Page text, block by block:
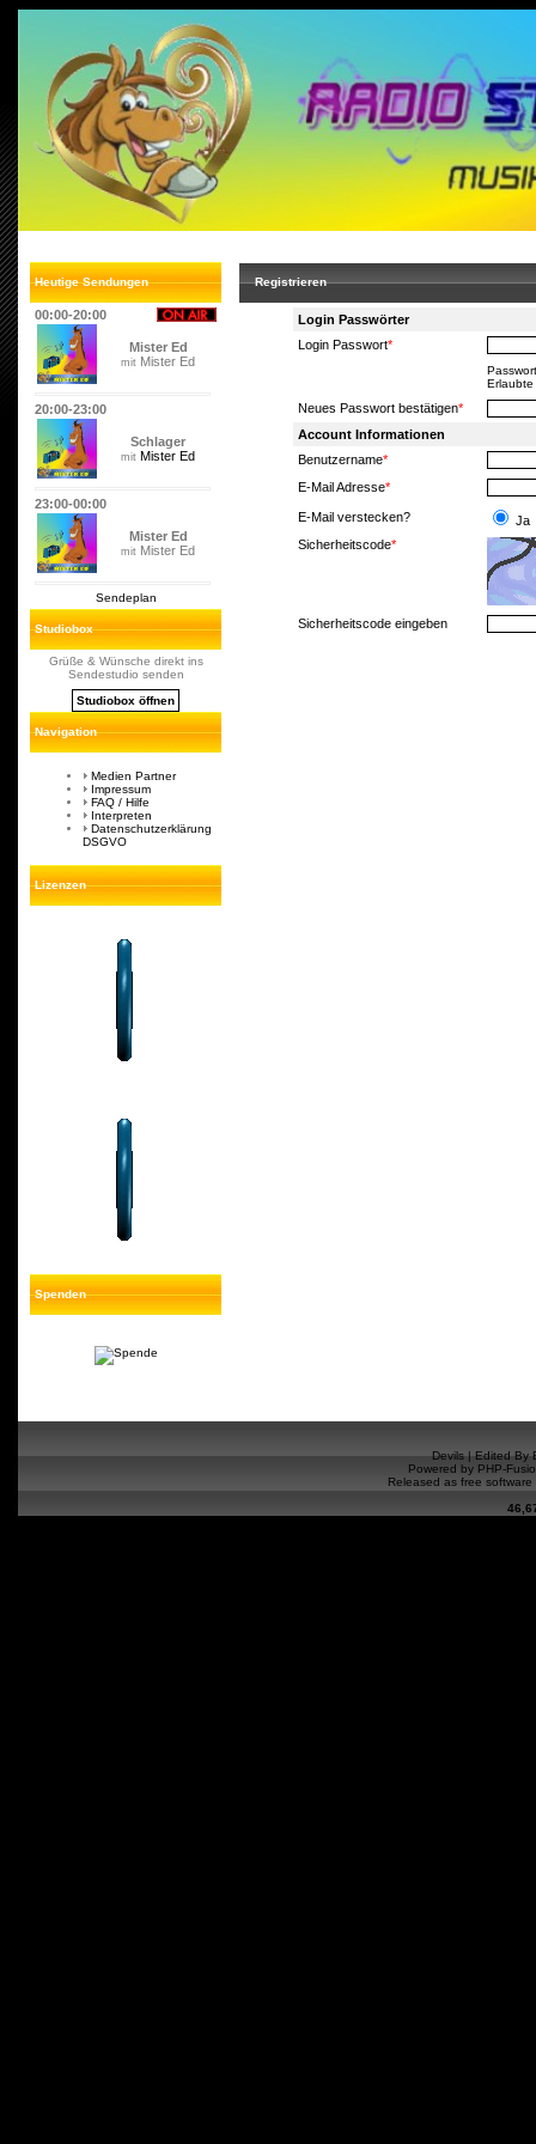
Heutige Sendungen
00:00-20:00
Mister Ed
mit Mister Ed
20:00-23:00
Schlager
mit Mister Ed
23:00-00:00
Mister Ed
mit Mister Ed
Sendeplan
Studiobox
Grüße & Wünsche direkt ins
Sendestudio senden
Studiobox öffnen
Navigation
Medien Partner
Impressum
FAQ / Hilfe
Interpreten
Datenschutzerklärung
DSGVO
Lizenzen
Spenden
Registrieren
Login Passwörter
Login Passwort*
Erlaubte
Neues Passwort bestätigen*
Account Informationen
Benutzername*
E-Mail Adresse*
E-Mail verstecken?
Ja
Sicherheitscode*
Sicherheitscode eingeben
Devils |Edited By
Powered by PHP-
Released as free